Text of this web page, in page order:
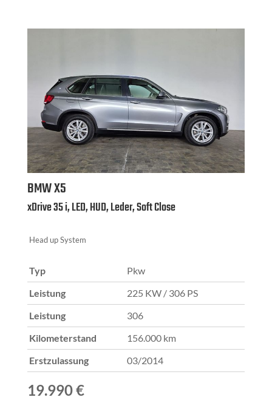
BMWX5
xDrive 35 i, LED, HUD, Leder, Soft Close
Head up System
Typ Pkw
Leistung 225 KW / 306 PS
Leistung 306
Kilometerstand 156.000 km
Erstzulassung 03/2014
19.990 €